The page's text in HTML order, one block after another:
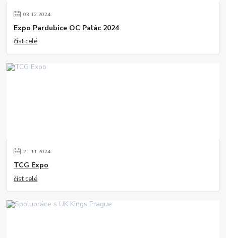
03.12.2024
Expo Pardubice OC Palác 2024
číst celé
21.11.2024
TCG Expo
číst celé